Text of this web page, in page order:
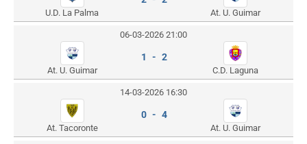
U.D. La Palma At. U. Guimar
06-03-2026 21:00
At. U. Guimar
1 - 2
C.D. Laguna
14-03-2026 16:30
At. Tacoronte
0 - 4
At. U. Guimar